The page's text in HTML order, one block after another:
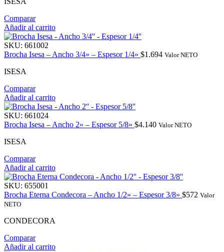
Comparar
Añadir al carrito
SKU: 661002
Brocha Isesa – Ancho 3/4» – Espesor 1/4» $1.694 Valor NETO
ISESA
Comparar
Añadir al carrito
SKU: 661024
Brocha Isesa – Ancho 2» – Espesor 5/8» $4.140 Valor NETO
ISESA
Comparar
Añadir al carrito
SKU: 655001
Brocha Eterna Condecora – Ancho 1/2» – Espesor 3/8» $572 Valor
NETO
CONDECORA
Comparar
Añadir al carrito